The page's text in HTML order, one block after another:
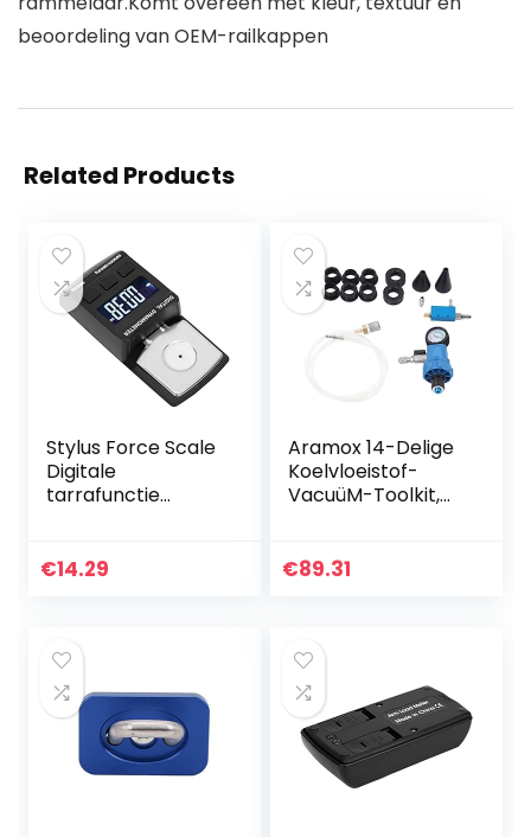
beoordeling van OEM-railkappen
Related Products
Stylus Force Scale
Digitale
tarrafunctie
voor thuis voor op
€14.29
Aramox 14-Delige
Koelvloeistof-
VacuüM-Toolkit,
Radiator-VacuüM-
€89.31